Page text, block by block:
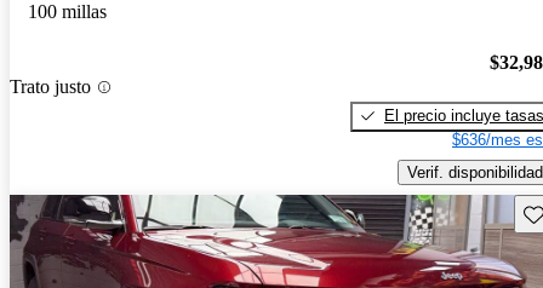
100 millas
Trato justo
El precio incluye tasas
$636/mes
Verif. disponibilidad